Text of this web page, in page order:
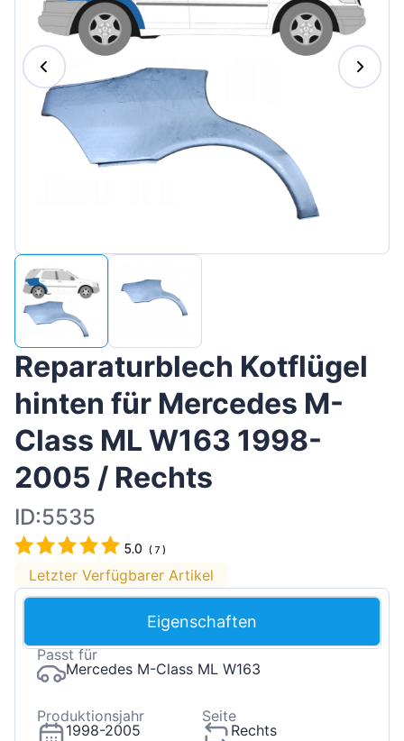
Magyar
Lietuvių
Português
Slovenian
Reparaturblech Kotflügel
hinten für Mercedes M-
Class ML W163 1998-
2005 / Rechts
ID:5535
5.0 ( 7 )
Letzter Verfügbarer Artikel
Eigenschaften
Passt für
Mercedes M-Class ML W163
Produktionsjahr
1998-2005
Seite
Rechts